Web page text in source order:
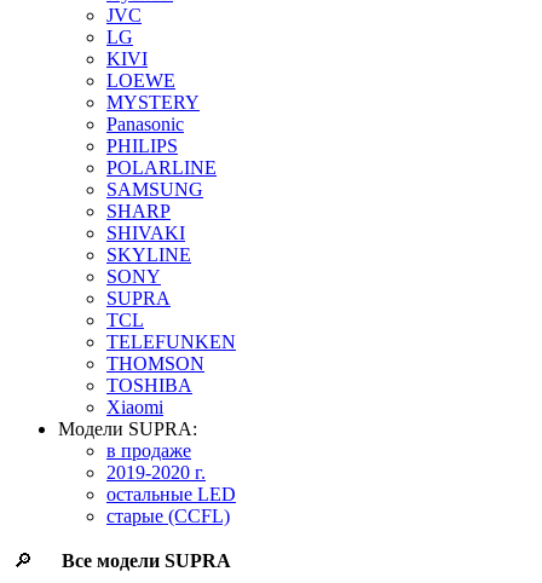
JVC
LG
KIVI
LOEWE
MYSTERY
Panasonic
PHILIPS
POLARLINE
SAMSUNG
SHARP
SHIVAKI
SKYLINE
SONY
SUPRA
TCL
TELEFUNKEN
THOMSON
TOSHIBA
Xiaomi
Модели SUPRA:
в продаже
2019-2020 г.
остальные LED
старые (CCFL)
🔎 Все модели SUPRA